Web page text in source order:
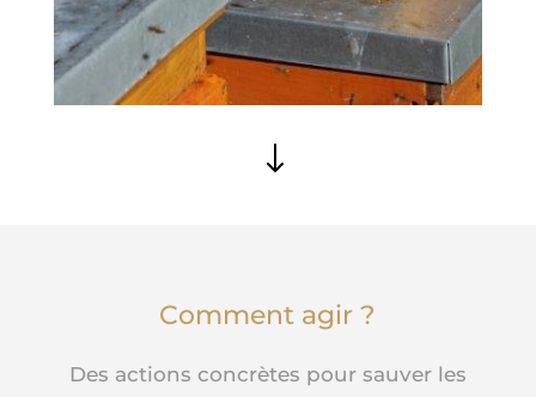
Comment agir ?
Des actions concrètes pour sauver les